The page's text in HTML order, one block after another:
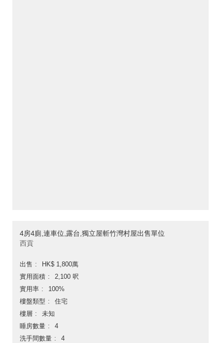
4房4廁,連車位,露台,獨立屋斬竹灣村屋出售單位
西貢
出售
HK$ 1,800萬
實用面積
2,100 呎
實用率
100%
樓盤類型
住宅
樓層
未知
睡房數量
4
洗手間數量
4